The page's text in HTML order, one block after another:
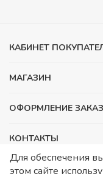
КАБИНЕТ
МАГАЗИН
ОФОРМЛЕНИЕ
КОНТАКТЫ
ООО «Детский сад»,
Для обеспечения
этом сайте